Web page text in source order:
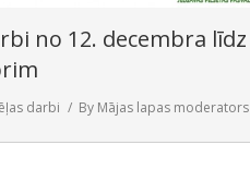
no 12. decembra līdz
darbi By Mājas lapas moderators